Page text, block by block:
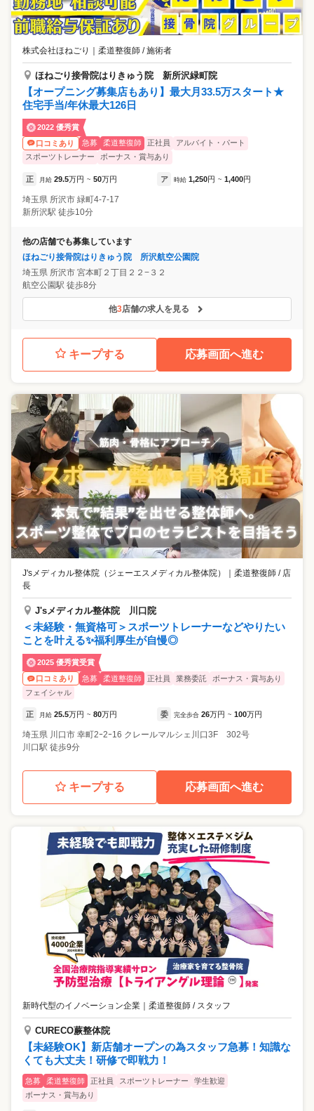
株式会社ほねごり 柔道整復師 / 施術者
ほねごり接骨院はりきゅう院 新所沢緑町院
【オープニング募集店もあり】最大月33.5万スタート★
住宅手当/年休最大126日
2022 優秀賞
口コミあり
急募 柔道整復師 正社員
アルバイト・パート
スポーツトレーナー
ボーナス・賞与あり
正 月給 29.5万円 ~ 50万円 ア 時給 1,250円 ~ 1,400円
埼玉県 所沢市 緑町4-7-17
新所沢駅 徒歩10分
他の店舗でも募集しています
ほねごり接骨院はりきゅう院 所沢航空公園院
埼玉県 所沢市 宮本町２丁目２２−３２
航空公園駅 徒歩8分
他3店舗の求人を見る
キープする 応募画面へ進む
J'sメディカル整体院（ジェーエスメディカル整体院）
柔道整復師 / 店
長
J'sメディカル整体院 川口院
＜未経験・無資格可＞スポーツトレーナーなどやりたい
ことを叶える✨福利厚生が自慢◎
2025 優秀賞受賞
口コミあり
急募 柔道整復師 正社員 業務委託
ボーナス・賞与あり
フェイシャル
正 月給 25.5万円 ~ 80万円 委 完全歩合 26万円 ~ 100万円
埼玉県 川口市 幸町2ｰ2ｰ16 クレールマルシェ川口3F 302号
川口駅 徒歩9分
キープする 応募画面へ進む
新時代型のイノベーション企業 柔道整復師 / スタッフ
CURECO蕨整体院
【未経験OK】新店舗オープンの為スタッフ急募！知識な
くても大丈夫！研修で即戦力！
急募 柔道整復師 正社員 スポーツトレーナー
学生歓迎
ボーナス・賞与あり